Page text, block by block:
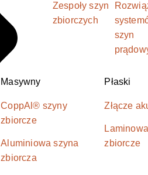
Zespoły szyn
zbiorczych
szyn
Masywny
CoppAl® szyny
zbiorcze
Aluminiowa szyna
zbiorcza
Płaski
Złącze
zbiorcze